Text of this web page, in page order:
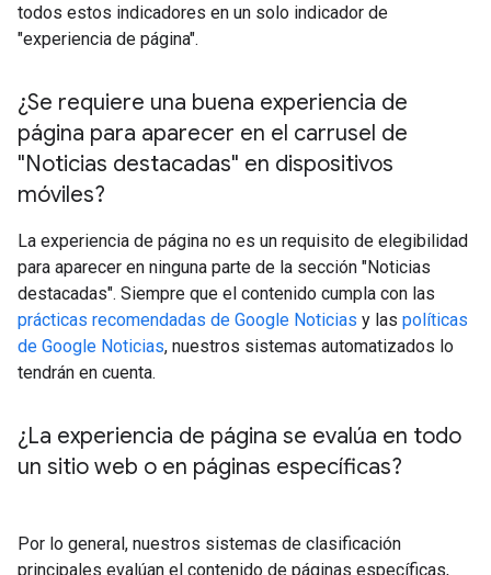
todos estos indicadores en un solo indicador de
"experiencia de página".
¿Se requiere una buena experiencia de
página para aparecer en el carrusel de
"Noticias destacadas" en dispositivos
móviles?
La experiencia de página no es un requisito de elegibilidad
para aparecer en ninguna parte de la sección "Noticias
destacadas". Siempre que el contenido cumpla con las
prácticas recomendadas de Google Noticias y las políticas
de Google Noticias, nuestros sistemas automatizados lo
tendrán en cuenta.
¿La experiencia de página se evalúa en todo
un sitio web o en páginas específicas?
Por lo general, nuestros sistemas de clasificación
principales evalúan el contenido de páginas específicas,